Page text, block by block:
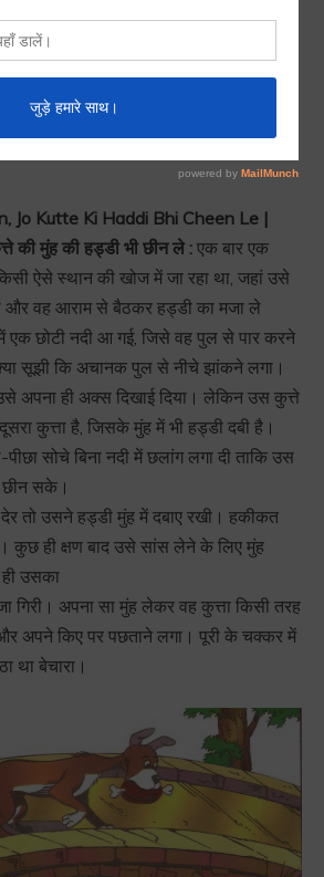
बुरी बला हैं, जो
की हड्डी भी छीन
Jo Kutte Ki Haddi Bhi Cheen Le |
की मुंह की हड्डी भी छीन ले : एक बार एक
ऐसे स्थान की खोज में जा रहा था, जहां उसे
और वह आराम से बैठकर हड्डी का मजा ले
छोटी नदी आ गई, जिसे वह पुल से पार करने
सूझी कि अचानक पुल से नीचे झांकने लगा।
अपना ही अक्स दिखाई दिया। लेकिन उस कुत्ते
कुत्ता है, जिसके मुंह में भी हड्डी दबी है।
सोचे बिना नदी में छलांग लगा दी ताकि उस
सके।
तो उसने हड्डी मुंह में दबाए रखी। हकीकत
कुछ ही क्षण बाद उसे सांस लेने के लिए मुंह
उसका
गिरी। अपना सा मुंह लेकर वह कुत्ता किसी तरह
अपने किए पर पछताने लगा। पूरी के चक्कर में
था बेचारा।